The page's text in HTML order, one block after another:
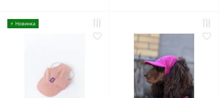
⚡️ Новинка